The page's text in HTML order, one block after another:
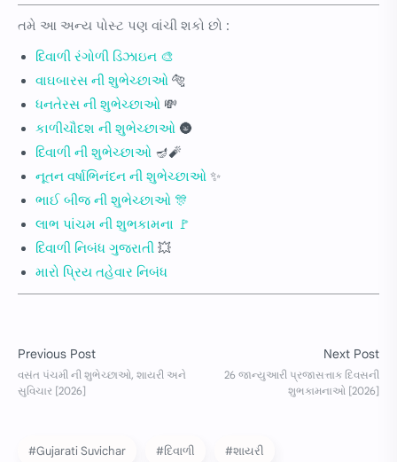
તમે આ અન્ય પોસ્ટ પણ વાંચી શકો છો :
દિવાળી રંગોળી ડિઝાઇન 🎨
વાઘબારસ ની શુભેચ્છાઓ 🐅
ધનતેરસ ની શુભેચ્છાઓ 💸
કાળીચૌદશ ની શુભેચ્છાઓ 🌚
દિવાળી ની શુભેચ્છાઓ 🪔🧨
નૂતન વર્ષાભિનંદન ની શુભેચ્છાઓ ✨
ભાઈ બીજ ની શુભેચ્છાઓ 🎊
લાભ પાંચમ ની શુભકામના 🚩
દિવાળી નિબંધ ગુજરાતી 💥
મારો પ્રિય તહેવાર નિબંધ
#Gujarati Suvichar #દિવાળી #શાયરી